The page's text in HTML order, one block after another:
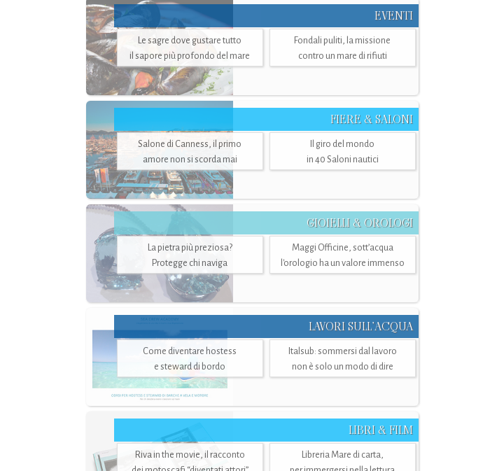
EVENTI
Le sagre dove gustare tutto
il sapore più profondo del mare
Fondali puliti, la missione
contro un mare di rifiuti
FIERE & SALONI
Salone di Canness, il primo
amore non si scorda mai
Il giro del mondo
in 40 Saloni nautici
GIOIELLI & OROLOGI
La pietra più preziosa?
Protegge chi naviga
Maggi Officine, sott’acqua
l'orologio ha un valore immenso
LAVORI SULL’ACQUA
Come diventare hostess
e steward di bordo
Italsub: sommersi dal lavoro
non è solo un modo di dire
LIBRI & FILM
Riva in the movie, il racconto
Libreria Mare di carta,